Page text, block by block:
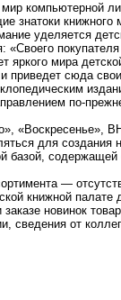
компьютерной
знатоки книжного
уделяется
«Своего
яркого мира
приведет сюда
по-
«Воскресенье»,
для создания
базой,
—
книжной
новинок
сведения от